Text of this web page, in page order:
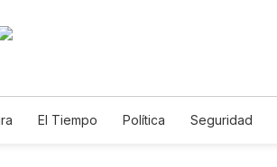
El Tiempo Política Seguridad